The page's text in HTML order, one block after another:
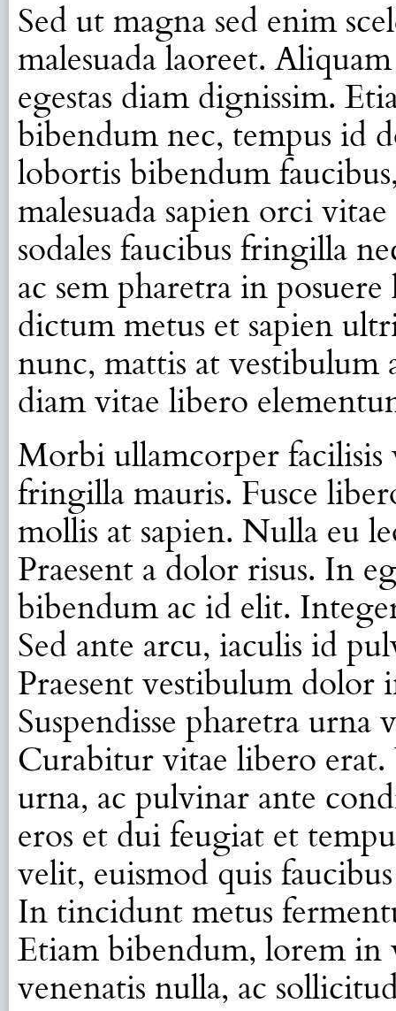
Sed ut magna sed enim
malesuada laoreet.
egestas diam dignissim.
bibendum nec, tempus id
lobortis bibendum
malesuada sapien orci
sodales faucibus fringilla
ac sem pharetra in
dictum metus et sapien
nunc, mattis at vestibulum
diam vitae libero
Morbi ullamcorper
fringilla mauris. Fusce
mollis at sapien. Nulla eu
Praesent a dolor risus. In
bibendum ac id elit.
Sed ante arcu, iaculis id
Praesent vestibulum dolor
Suspendisse pharetra
Curabitur vitae libero
urna, ac pulvinar ante
eros et dui feugiat et
velit, euismod quis
In tincidunt metus
Etiam bibendum, lorem in
venenatis nulla, ac